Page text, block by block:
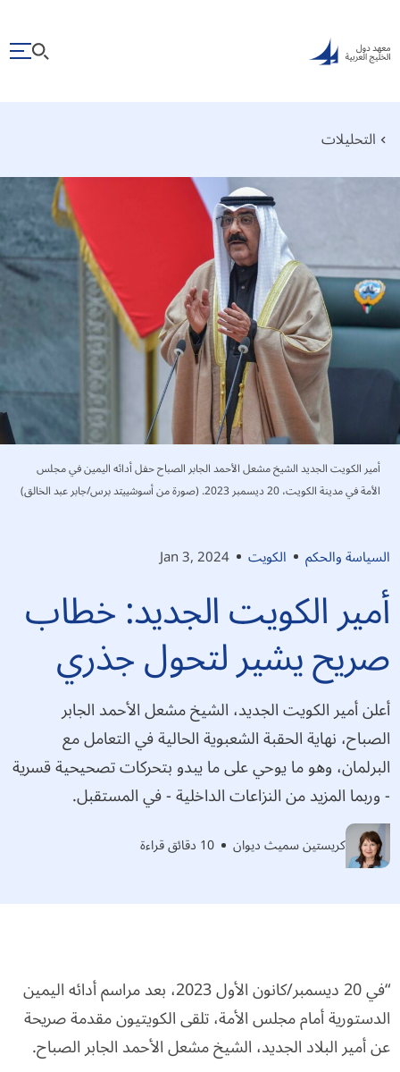
التحليلات
السياسة والحكم الكويت Jan 3, 2024
أمير الكويت الجديد: خطاب
صريح يشير لتحول جذري
أعلن أمير الكويت الجديد، الشيخ مشعل الأحمد الجابر
الصباح، نهاية الحقبة الشعبوية الحالية في التعامل مع
البرلمان، وهو ما يوحي على ما يبدو بتحركات تصحيحية قسرية
- وربما المزيد من النزاعات الداخلية - في المستقبل.
كريستين سميث ديوان 10 دقائق قراءة
أمير الكويت الجديد الشيخ مشعل الأحمد الجابر الصباح حفل أدائه اليمين في مجلس
الأمة في مدينة الكويت، 20 ديسمبر 2023. (صورة من أسوشييتد برس/جابر عبد الخالق)
“في 20 ديسمبر/كانون الأول 2023، بعد مراسم أدائه اليمين
الدستورية أمام مجلس الأمة، تلقى الكويتيون مقدمة صريحة
عن أمير البلاد الجديد، الشيخ مشعل الأحمد الجابر الصباح.